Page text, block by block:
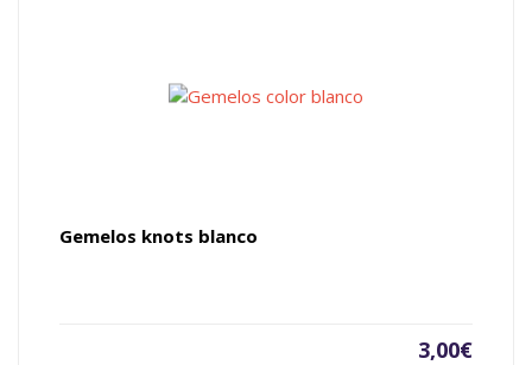
Gemelos knots blanco
3,00€